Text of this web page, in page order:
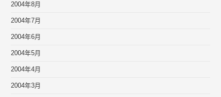
2004年8月
2004年7月
2004年6月
2004年5月
2004年4月
2004年3月